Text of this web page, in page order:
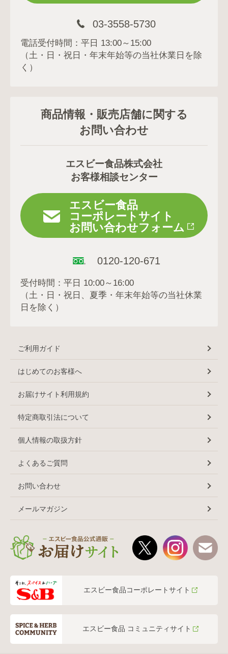
03-3558-5730
電話受付時間：平日 13:00～15:00
（土・日・祝日・年末年始等の当社休業日を除
く）
商品情報・販売店舗に関する
お問い合わせ
エスビー食品株式会社
お客様相談センター
エスビー食品
コーポレートサイト
お問い合わせフォーム
0120-120-671
受付時間：平日 10:00～16:00
（土・日・祝日、夏季・年末年始等の当社休業
日を除く）
ご利用ガイド
はじめてのお客様へ
お届けサイト利用規約
特定商取引法について
個人情報の取扱方針
よくあるご質問
お問い合わせ
メールマガジン
エスビー食品コーポレートサイト
エスビー食品 コミュニティサイト